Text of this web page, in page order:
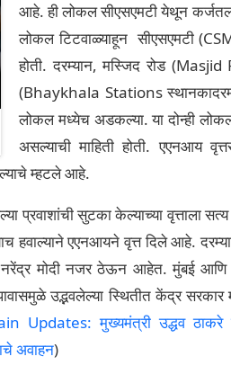
आहे. ही लोकल सीएसएमटी येथून
लोकल टिटवाळ्याहून सीएसएमटी
होती. दरम्यान, मस्जिद रोड
(Bhaykhala Stations
लोकल मध्येच अडकल्या. या दोन्ही
असल्याची माहिती होती. एएनआय
म्हटले आहे.
सुटका केल्याच्या वृत्ताला सत्य
एएनआयने वृत्त दिले आहे.
मोदी नजर ठेऊन आहेत. मुंबई आणि
उद्भवलेल्या स्थितीत केंद्र सरकार
Updates: मुख्यमंत्री उद्धव ठाकरे
अवाहन)